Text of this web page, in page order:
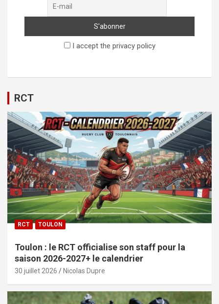
I accept the privacy policy
RCT
RCT TOULON
Toulon : le RCT officialise son staff pour la
saison 2026-2027+ le calendrier
30 juillet 2026 Nicolas Dupre